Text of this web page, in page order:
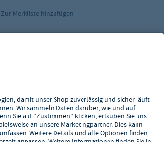
Zur Merkliste hinzufügen
Lebensmittelbehälter blau
Art.-Nr.:GH-GP582
Deckel für Lebensmittelbehälter
luftdicht für längere Frische
Produktmaße (B x T): 325 x 176 mm